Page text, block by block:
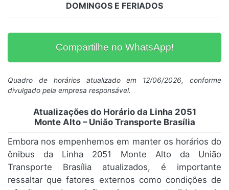
DOMINGOS E FERIADOS
Compartilhe no WhatsApp!
Quadro de horários atualizado em 12/06/2026, conforme
divulgado pela empresa responsável.
Atualizações do Horário da Linha 2051
Monte Alto – União Transporte Brasília
Embora nos empenhemos em manter os horários do
ônibus da Linha 2051 Monte Alto da União
Transporte Brasília atualizados, é importante
ressaltar que fatores externos como condições de